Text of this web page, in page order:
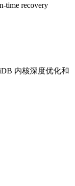
time recovery
内核深度优化和